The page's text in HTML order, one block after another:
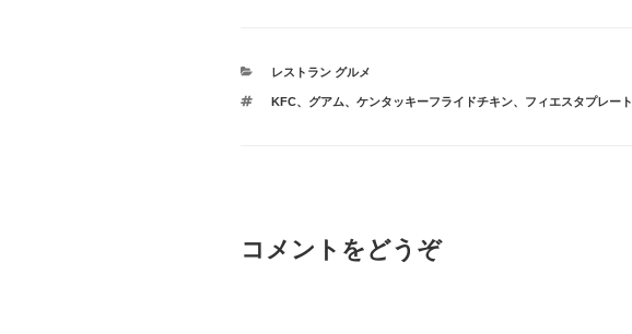
カ
ゴ
レストラン グルメ
タ
KFC、 グアム、 ケンタッキーフライドチキン、 フィエスタプレート
コメントをどうぞ